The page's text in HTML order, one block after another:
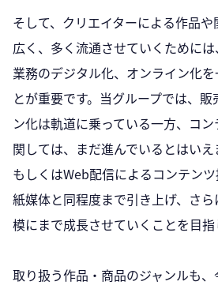
そして、クリエイターによる作品や
広く、多く流通させていくために
業務のデジタル化、オンライン化
とが重要です。当グループでは、
ン化は軌道に乗っている一方、コ
関しては、まだ進んでいるとはい
もしくはWeb配信によるコンテン
紙媒体と同程度まで引き上げ、さ
模にまで成長させていくことを目指
取り扱う作品・商品のジャンルも